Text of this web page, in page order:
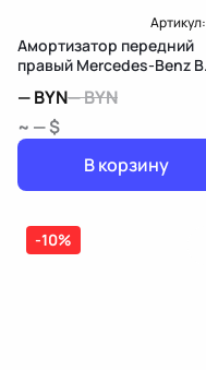
Артикул:
Амортизатор передний
правый Mercedes-Benz B
—BYN—BYN
~ — $
В корзину
-10%